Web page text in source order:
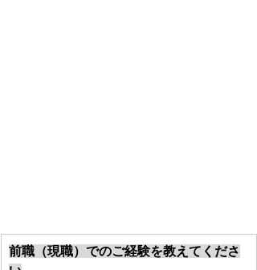
前職（現職）でのご経験を教えてくださ